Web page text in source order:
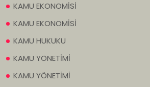
KAMU EKONOMİSİ
KAMU EKONOMİSİ
KAMU HUKUKU
KAMU YÖNETİMİ
KAMU YÖNETİMİ